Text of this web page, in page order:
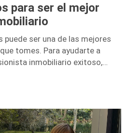
para ser el mejor
puede ser una de las mejores
tomes. Para ayudarte a
inmobiliario exitoso,
y el conocimiento
1. El Inversionista
– Gary Keller Gary Keller,